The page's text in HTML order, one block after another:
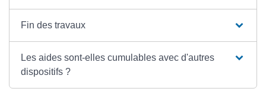
Fin des travaux
Les aides sont-elles cumulables avec d'autres
dispositifs ?